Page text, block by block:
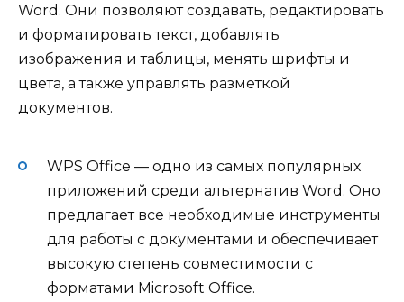
Word. Они позволяют создавать, редактировать
и форматировать текст, добавлять
изображения и таблицы, менять шрифты и
цвета, а также управлять разметкой
документов.
WPS Office — одно из самых популярных
приложений среди альтернатив Word. Оно
предлагает все необходимые инструменты
для работы с документами и обеспечивает
высокую степень совместимости с
форматами Microsoft Office.